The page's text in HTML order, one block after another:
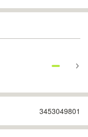
3453049801